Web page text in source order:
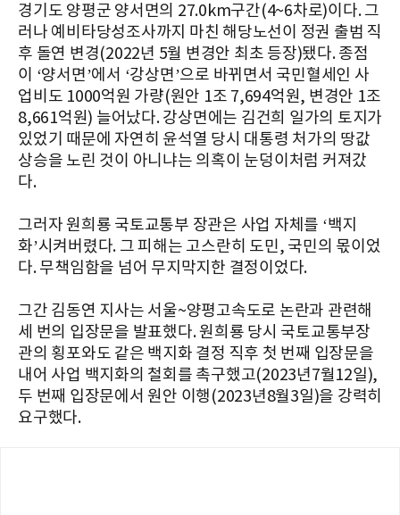
경기도 양평군 양서면의 27.0km구간(4~6차로)이다. 그
러나 예비타당성조사까지 마친 해당노선이 정권 출범 직
후 돌연 변경(2022년 5월 변경안 최초 등장)됐다. 종점
이 ‘양서면’에서 ‘강상면’으로 바뀌면서 국민혈세인 사
업비도 1000억원 가량(원안 1조 7,694억원, 변경안 1조
8,661억원) 늘어났다. 강상면에는 김건희 일가의 토지가
있었기 때문에 자연히 윤석열 당시 대통령 처가의 땅값
상승을 노린 것이 아니냐는 의혹이 눈덩이처럼 커져갔
다.
그러자 원희룡 국토교통부 장관은 사업 자체를 ‘백지
화’시켜버렸다. 그 피해는 고스란히 도민, 국민의 몫이었
다. 무책임함을 넘어 무지막지한 결정이었다.
그간 김동연 지사는 서울~양평고속도로 논란과 관련해
세 번의 입장문을 발표했다. 원희룡 당시 국토교통부장
관의 횡포와도 같은 백지화 결정 직후 첫 번째 입장문을
내어 사업 백지화의 철회를 촉구했고(2023년7월12일),
두 번째 입장문에서 원안 이행(2023년8월3일)을 강력히
요구했다.